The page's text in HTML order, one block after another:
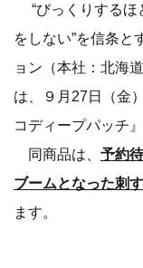
“びっくりするほ
をしない”を信条と
ョン（本社：北海
は、９月27日（金
コディープパッチ
同商品は、 予約
ブームとなった刺
ます。